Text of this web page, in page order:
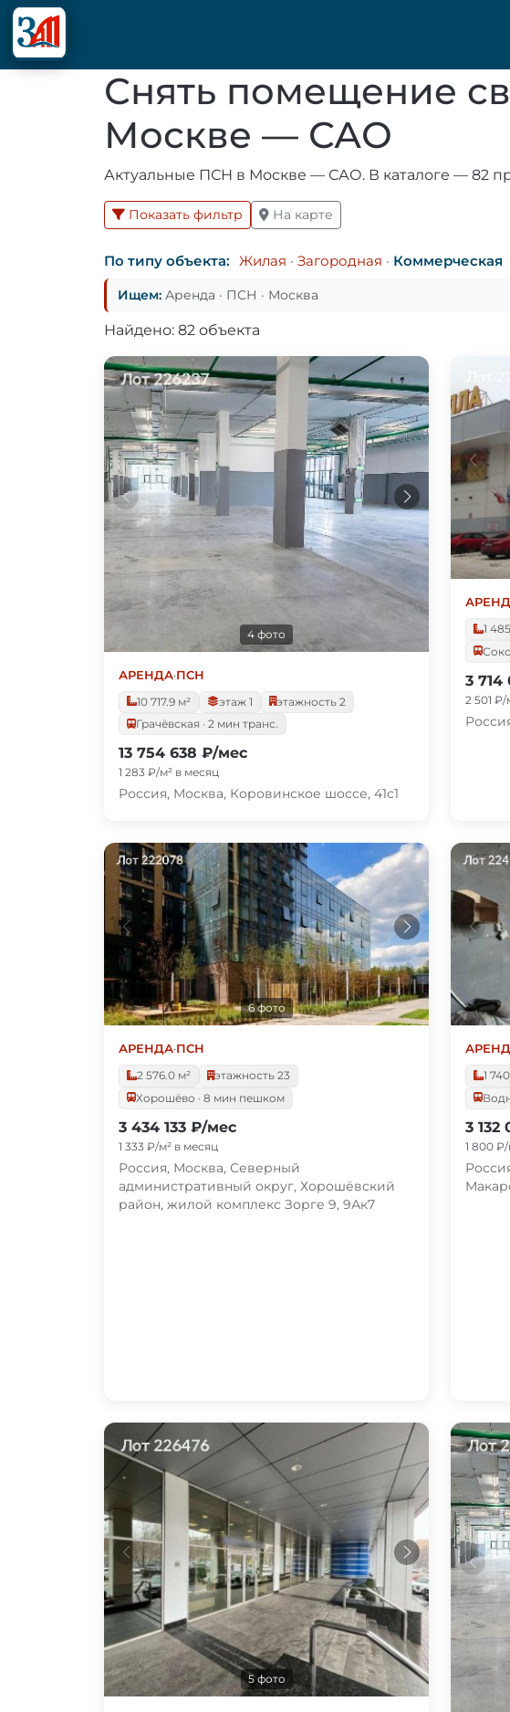
Снять помещение
Москве — САО
Актуальные ПСН в Москве — САО. В каталоге — 82
Показать фильтр На карте
По типу объекта: Жилая · Загородная · Коммерческая
Ищем: Аренда · ПСН · Москва
Найдено: 82 объекта
4 фото
АРЕНДА·ПСН
10 717.9 м²
этаж 1
этажность 2
Грачёвская · 2 мин транс.
13 754 638 ₽/мес
1 283 ₽/м² в месяц
Россия, Москва, Коровинское шоссе, 41с1
1
3
2 501 ₽/
6 фото
АРЕНДА·ПСН
2 576.0 м²
этажность 23
Хорошёво · 8 мин пешком
3 434 133 ₽/мес
1 333 ₽/м² в месяц
Россия, Москва, Северный
административный округ, Хорошёвский
район, жилой комплекс Зорге 9, 9Ак7
1
3
1 800
5 фото